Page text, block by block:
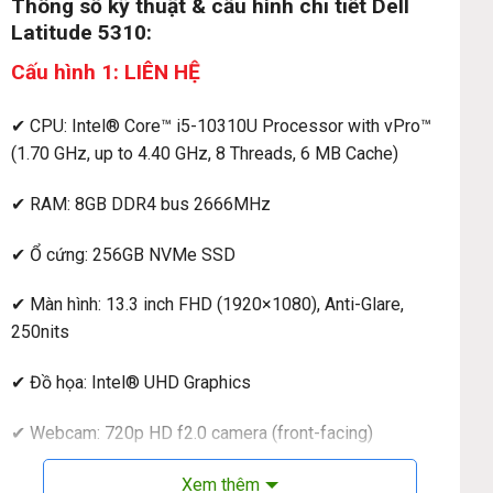
Thông số kỹ thuật & cấu hình chi tiết Dell
Latitude 5310:
Cấu hình 1: LIÊN HỆ
✔ CPU: Intel® Core™ i5-10310U Processor with vPro™
(1.70 GHz, up to 4.40 GHz, 8 Threads, 6 MB Cache)
✔ RAM: 8GB DDR4 bus 2666MHz
✔ Ổ cứng: 256GB NVMe SSD
✔ Màn hình: 13.3 inch FHD (1920×1080), Anti-Glare,
250nits
✔ Đồ họa: Intel® UHD Graphics
✔ Webcam: 720p HD f2.0 camera (front-facing)
✔ Kết nối: 1 cổng USB-TypeC™, 1 cổng USB-A, 1 jack 3.5
Xem thêm